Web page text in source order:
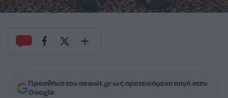
Προσθήκη του newsit.gr ως προτεινόμενη πηγή στην
Google